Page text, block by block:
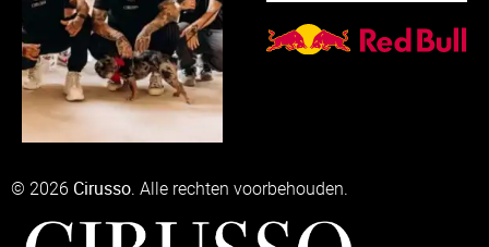
© 2026 Cirusso. Alle rechten voorbehouden.